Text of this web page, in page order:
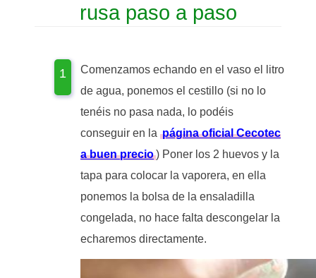
rusa paso a paso
Comenzamos echando en el vaso el litro
de agua, ponemos el cestillo (si no lo
tenéis no pasa nada, lo podéis
conseguir en la página oficial Cecotec
a buen precio) Poner los 2 huevos y la
tapa para colocar la vaporera, en ella
ponemos la bolsa de la ensaladilla
congelada, no hace falta descongelar la
echaremos directamente.